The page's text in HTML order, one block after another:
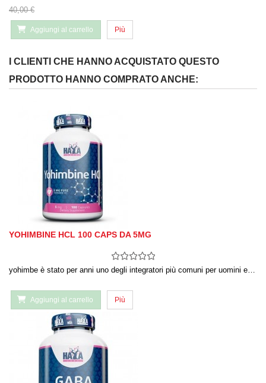
40,00 €
Aggiungi al carrello Più
I CLIENTI CHE HANNO ACQUISTATO QUESTO
PRODOTTO HANNO COMPRATO ANCHE:
YOHIMBINE HCL 100 CAPS DA 5MG
yohimbe è stato per anni uno degli integratori più comuni per uomini e…
Aggiungi al carrello Più